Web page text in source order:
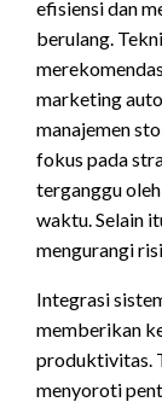
efisiensi dan
berulang.
marketing
manajemen
fokus pada
terganggu
waktu. Selain
mengurangi
Integrasi
memberikan
produktivitas.
menyoroti